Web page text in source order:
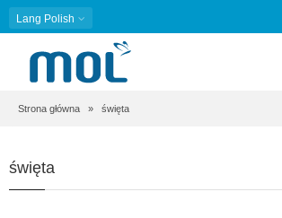
Lang Polish
Ścieżka
nawigacyjna
Strona główna święta
święta